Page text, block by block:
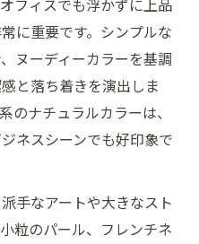
フィスでも浮かずに上品
に重要です。シンプルな
ヌーディーカラーを基調
と落ち着きを演出しま
のナチュラルカラーは、
ネスシーンでも好印象で
手なアートや大きなスト
粒のパール、フレンチネ